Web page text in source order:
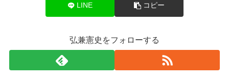
LINE コピー
弘兼憲史をフォローする